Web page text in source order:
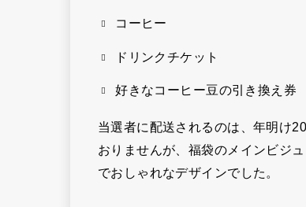
コーヒー
ドリンクチケット
好きなコーヒー豆の引き換え券
当選者に配送されるのは、年明け
おりませんが、福袋のメインビジ
でおしゃれなデザインでした。